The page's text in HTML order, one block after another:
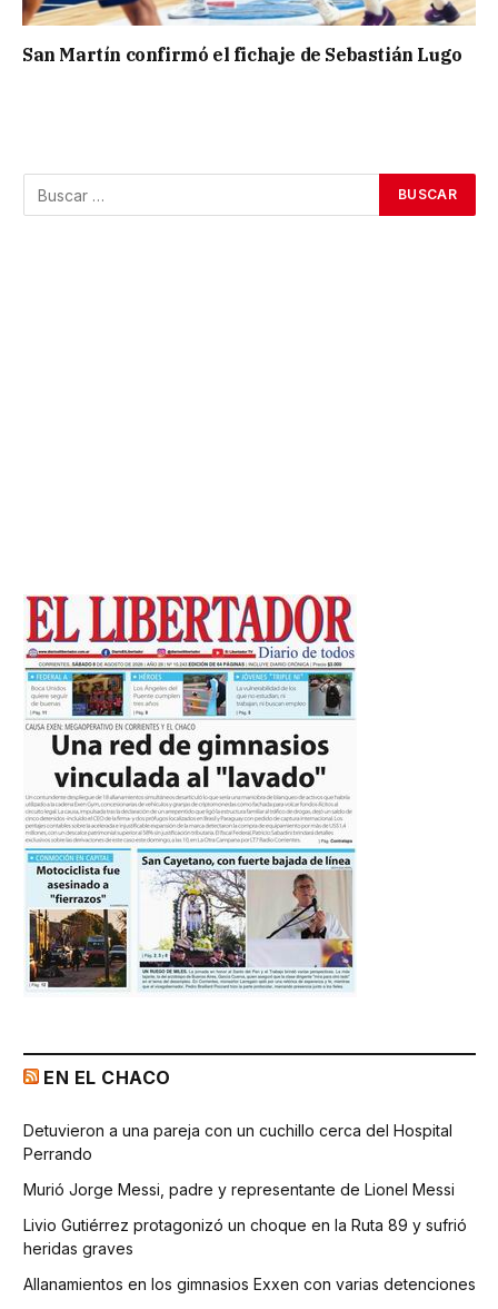
San Martín confirmó el fichaje de Sebastián Lugo
EN EL CHACO
Detuvieron a una pareja con un cuchillo cerca del Hospital
Perrando
Murió Jorge Messi, padre y representante de Lionel Messi
Livio Gutiérrez protagonizó un choque en la Ruta 89 y sufrió
heridas graves
Allanamientos en los gimnasios Exxen con varias detenciones